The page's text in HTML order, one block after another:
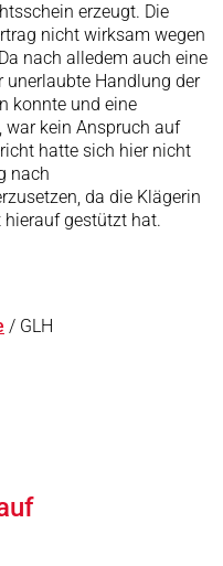
erzeugt. Die
nicht wirksam wegen
nach alledem auch eine
Handlung der
konnte und eine
kein Anspruch auf
hatte sich hier nicht
nach
da die Klägerin
gestützt hat.
/ GLH